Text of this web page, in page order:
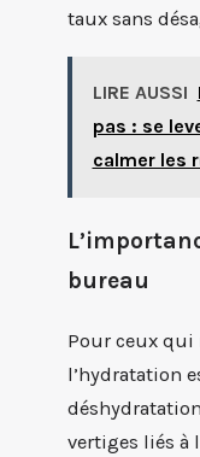
taux sans
LIRE AUSSI
pas : se
calmer les
bureau
Pour ceux
l’hydratation
vertiges liés à